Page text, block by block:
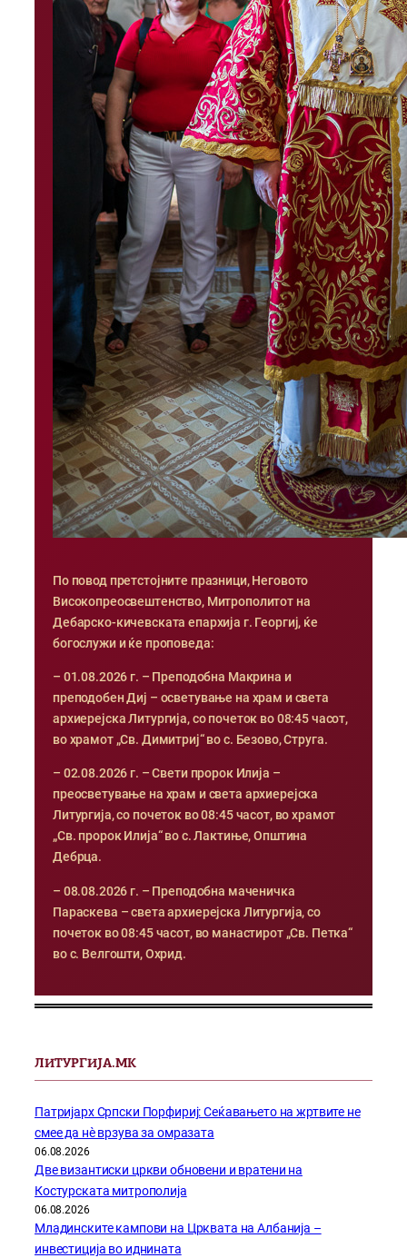
По повод претстојните празници, Неговото
Високопреосвештенство, Митрополитот на
Дебарско-кичевската епархија г. Георгиј, ќе
богослужи и ќе проповеда:
– 01.08.2026 г. – Преподобна Макрина и
преподобен Диј – осветување на храм и света
архиерејска Литургија, со почеток во 08:45 часот,
во храмот „Св. Димитриј“ во с. Безово, Струга.
– 02.08.2026 г. – Свети пророк Илија –
преосветување на храм и света архиерејска
Литургија, со почеток во 08:45 часот, во храмот
„Св. пророк Илија“ во с. Лактиње, Општина
Дебрца.
– 08.08.2026 г. – Преподобна маченичка
Параскева – света архиерејска Литургија, со
почеток во 08:45 часот, во манастирот „Св. Петка“
во с. Велгошти, Охрид.
ЛИТУРГИЈА.МК
Патријарх Српски Порфириј: Сеќавањето на жртвите не
смее да нѐ врзува за омразата
06.08.2026
Две византиски цркви обновени и вратени на
Костурската митрополија
06.08.2026
Младинските кампови на Црквата на Албанија –
инвестиција во иднината